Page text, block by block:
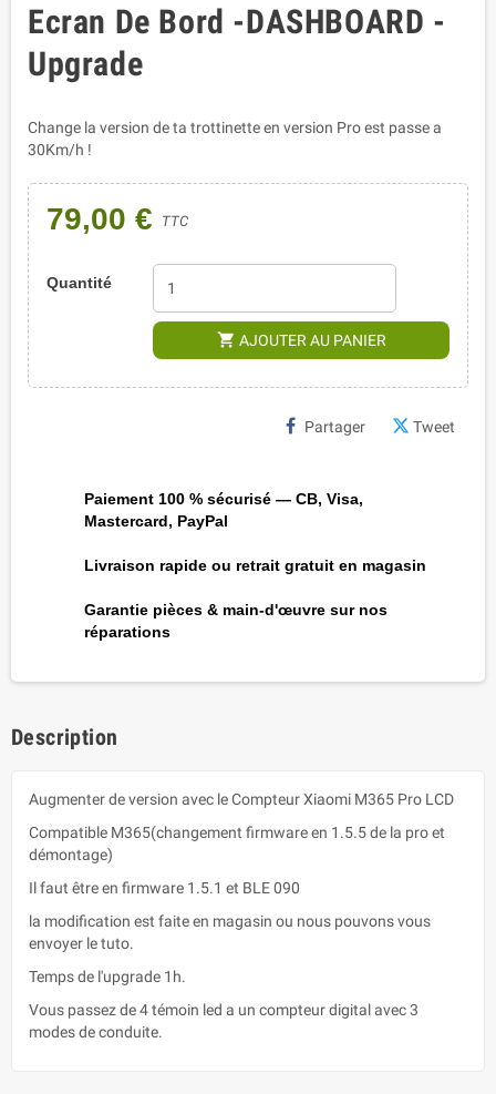
Ecran De Bord -DASHBOARD -
Upgrade
Change la version de ta trottinette en version Pro est passe a
30Km/h !
79,00 € TTC
Quantité
shopping_cart AJOUTER AU PANIER
Partager Tweet
Paiement 100 % sécurisé — CB, Visa,
Mastercard, PayPal
Livraison rapide ou retrait gratuit en magasin
Garantie pièces & main-d'œuvre sur nos
réparations
Description
Augmenter de version avec le Compteur Xiaomi M365 Pro LCD
Compatible M365(changement firmware en 1.5.5 de la pro et
démontage)
Il faut être en firmware 1.5.1 et BLE 090
la modification est faite en magasin ou nous pouvons vous
envoyer le tuto.
Temps de l'upgrade 1h.
Vous passez de 4 témoin led a un compteur digital avec 3
modes de conduite.